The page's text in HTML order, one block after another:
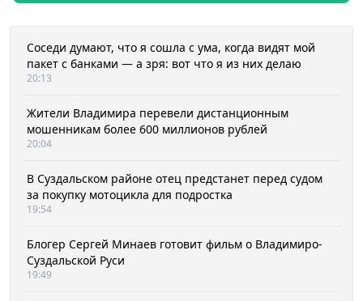
Соседи думают, что я сошла с ума, когда видят мой
пакет с банками — а зря: вот что я из них делаю
20:13
Жители Владимира перевели дистанционным
мошенникам более 600 миллионов рублей
20:04
В Суздальском районе отец предстанет перед судом
за покупку мотоцикла для подростка
19:54
Блогер Сергей Минаев готовит фильм о Владимиро-
Суздальской Руси
19:49